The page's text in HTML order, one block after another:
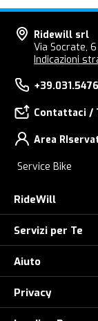
Ridewill srl
Via Socrate,
Indicazioni
Contattaci /
Area
Service Bike
RideWill
Chi Siamo
Dove siamo
Ridewill Factory
Servizi per Te
Assicurazione
Controlla il tuo
Aiuto
Come Ordinare
Privacy